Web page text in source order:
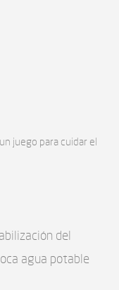
juego para cuidar el
del
agua potable